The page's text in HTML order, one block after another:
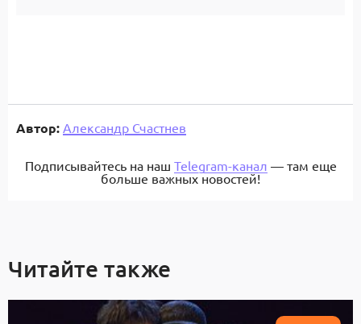
Автор: Александр Счастнев
Подписывайтесь на наш Telegram-канал — там еще
больше важных новостей!
Читайте также